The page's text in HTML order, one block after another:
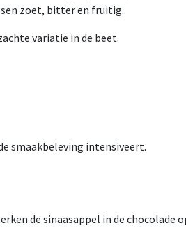
zoet, bitter en fruitig.
variatie in de beet.
smaakbeleving intensiveert.
de sinaasappel in de chocolade